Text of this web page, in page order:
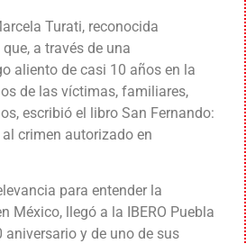
Turati, reconocida
a través de una
aliento de casi 10 años en la
de las víctimas, familiares,
escribió el libro San Fernando:
crimen autorizado en
para entender la
México, llegó a la IBERO Puebla
aniversario y de uno de sus